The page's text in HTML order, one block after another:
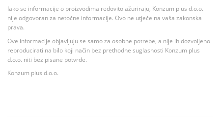
Iako se informacije o proizvodima redovito ažuriraju, Konzum plus d.o.o.
nije odgovoran za netočne informacije. Ovo ne utječe na vaša zakonska
prava.
Ove informacije objavljuju se samo za osobne potrebe, a nije ih dozvoljeno
reproducirati na bilo koji način bez prethodne suglasnosti Konzum plus
d.o.o. niti bez pisane potvrde.
Konzum plus d.o.o.